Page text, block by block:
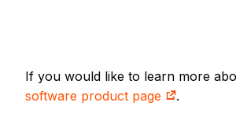
If you would like to learn more
software product page
.